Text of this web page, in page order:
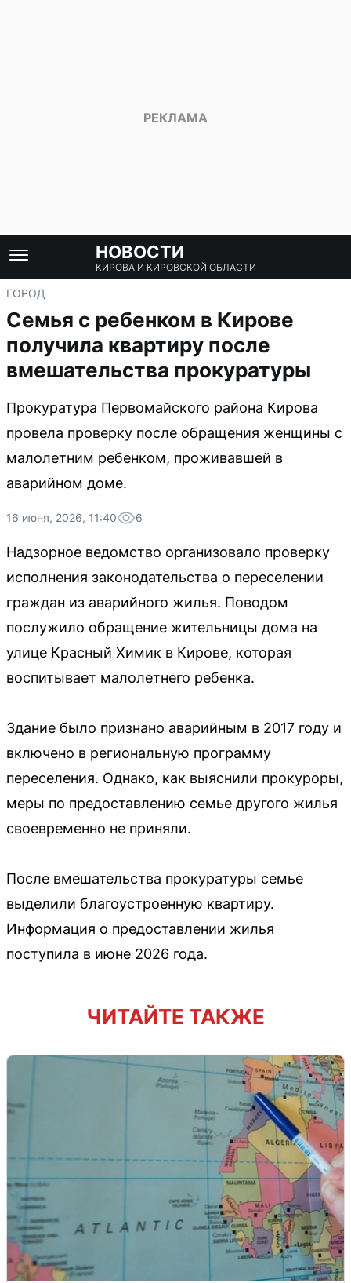
НОВОСТИ
КИРОВА И КИРОВСКОЙ ОБЛАСТИ
ГОРОД
Семья с ребенком в Кирове
получила квартиру после
вмешательства прокуратуры
Прокуратура Первомайского района Кирова
провела проверку после обращения женщины с
малолетним ребенком, проживавшей в
аварийном доме.
16 июня, 2026, 11:40 6
Надзорное ведомство организовало проверку
исполнения законодательства о переселении
граждан из аварийного жилья. Поводом
послужило обращение жительницы дома на
улице Красный Химик в Кирове, которая
воспитывает малолетнего ребенка.
Здание было признано аварийным в 2017 году и
включено в региональную программу
переселения. Однако, как выяснили прокуроры,
меры по предоставлению семье другого жилья
своевременно не приняли.
После вмешательства прокуратуры семье
выделили благоустроенную квартиру.
Информация о предоставлении жилья
поступила в июне 2026 года.
ЧИТАЙТЕ ТАКЖЕ